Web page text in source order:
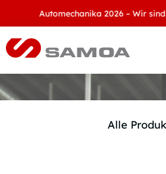
Automechanika 2026 – Wir sind mit
Alle